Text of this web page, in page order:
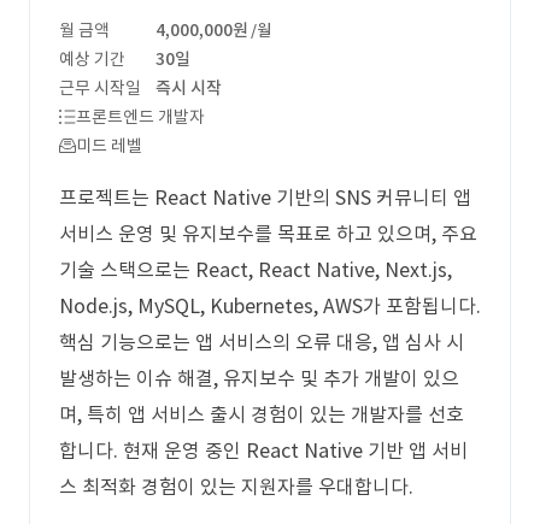
월 금액 4,000,000원 /월
예상 기간
30일
근무 시작일
즉시 시작
프론트엔드 개발자
미드 레벨
프로젝트는 React Native 기반의 SNS 커뮤니티 앱
서비스 운영 및 유지보수를 목표로 하고 있으며, 주요
기술 스택으로는 React, React Native, Next.js,
Node.js, MySQL, Kubernetes, AWS가 포함됩니다.
핵심 기능으로는 앱 서비스의 오류 대응, 앱 심사 시
발생하는 이슈 해결, 유지보수 및 추가 개발이 있으
며, 특히 앱 서비스 출시 경험이 있는 개발자를 선호
합니다. 현재 운영 중인 React Native 기반 앱 서비
스 최적화 경험이 있는 지원자를 우대합니다.